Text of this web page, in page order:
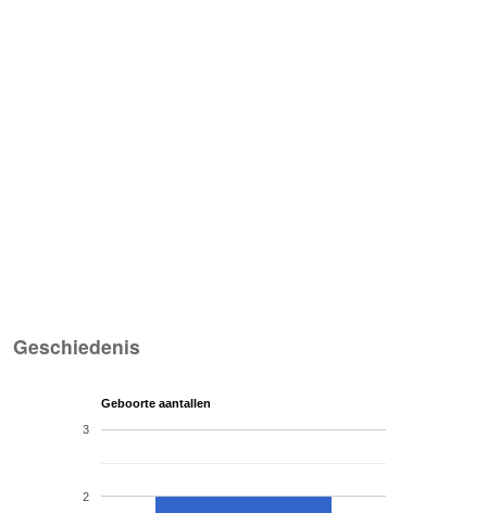
Geschiedenis
Geboorte aantallen
2
3